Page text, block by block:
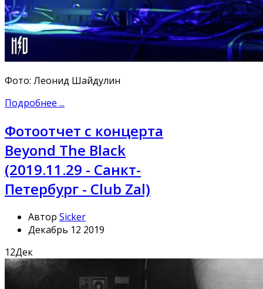
Фото: Леонид Шайдулин
Подробнее ...
Фотоотчет с концерта
Beyond The Black
(2019.11.29 - Санкт-
Петербург - Club Zal)
Автор Sicker
Декабрь 12 2019
12Дек